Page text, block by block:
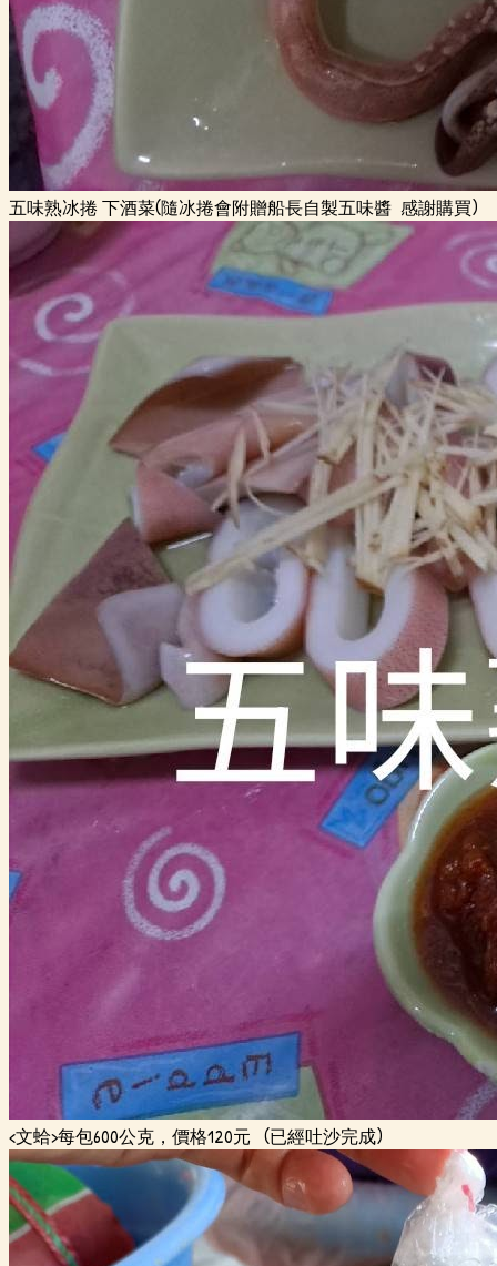
五味熟冰捲 下酒菜(隨冰捲會附贈船長自製五味醬 感謝購買)
<文蛤>每包600公克，價格120元 (已經吐沙完成)